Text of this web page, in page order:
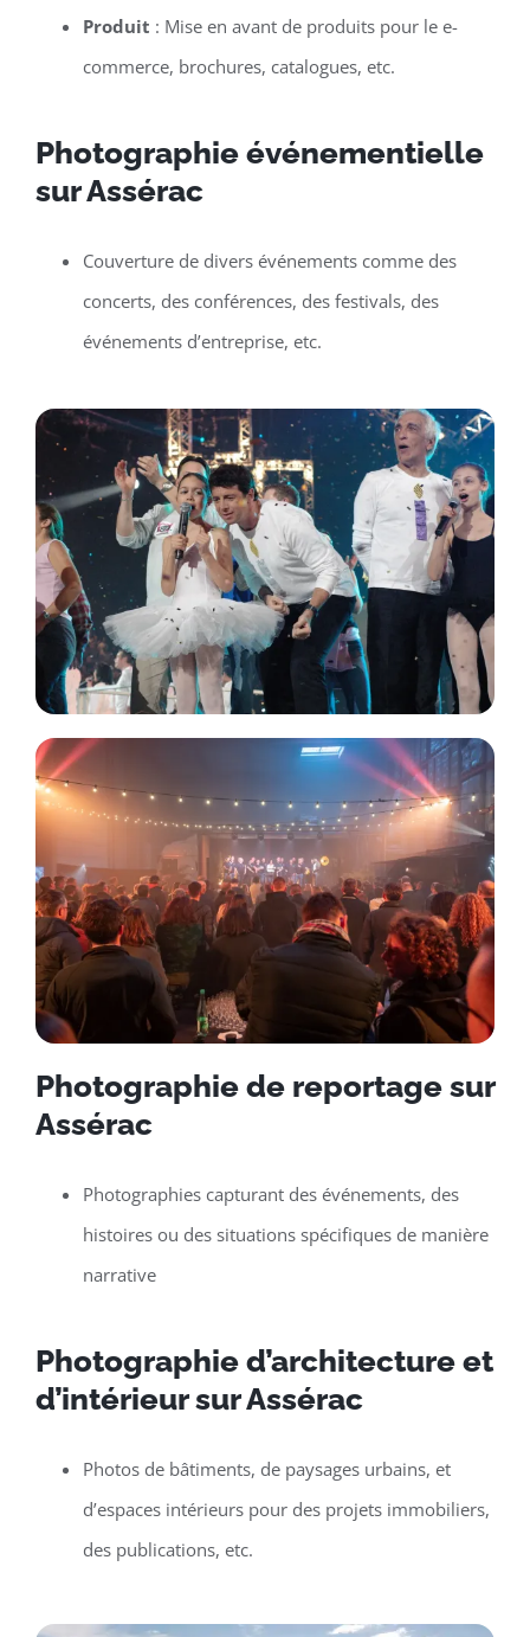
Produit : Mise en avant de produits pour le e-
commerce, brochures, catalogues, etc.
Photographie événementielle
sur Assérac
Couverture de divers événements comme des
concerts, des conférences, des festivals, des
événements d’entreprise, etc.
Photographie de reportage sur
Assérac
Photographies capturant des événements, des
histoires ou des situations spécifiques de manière
narrative
Photographie d’architecture et
d’intérieur sur Assérac
Photos de bâtiments, de paysages urbains, et
d’espaces intérieurs pour des projets immobiliers,
des publications, etc.